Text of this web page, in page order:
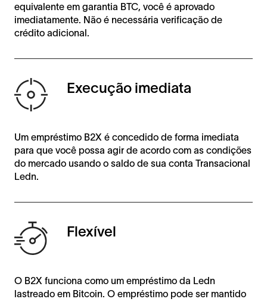
equivalente em garantia BTC, você é aprovado
imediatamente. Não é necessária verificação de
crédito adicional.
Execução imediata
Um empréstimo B2X é concedido de forma imediata
para que você possa agir de acordo com as condições
do mercado usando o saldo de sua conta Transacional
Ledn.
Flexível
O B2X funciona como um empréstimo da Ledn
lastreado em Bitcoin. O empréstimo pode ser mantido